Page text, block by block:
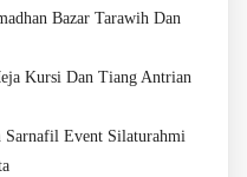
Bazar Tarawih Dan
Kursi Dan Tiang Antrian
Sarnafil Event Silaturahmi